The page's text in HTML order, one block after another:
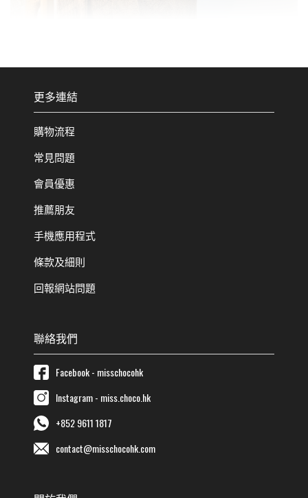
更多連結
購物流程
常見問題
會員優惠
推薦朋友
手機應用程式
條款及細則
回報網站問題
聯絡我們
Facebook - misschocohk
Instagram - miss.choco.hk
+852 9611 1817
contact@misschocohk.com